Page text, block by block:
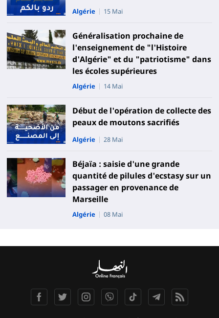
Algérie 15 Mai
Généralisation prochaine de
l'enseignement de "l'Histoire
d'Algérie" et du "patriotisme" dans
les écoles supérieures
Algérie 14 Mai
Début de l'opération de collecte des
peaux de moutons sacrifiés
Algérie 28 Mai
Béjaïa : saisie d'une grande
quantité de pilules d'ecstasy sur un
passager en provenance de
Marseille
Algérie 08 Mai